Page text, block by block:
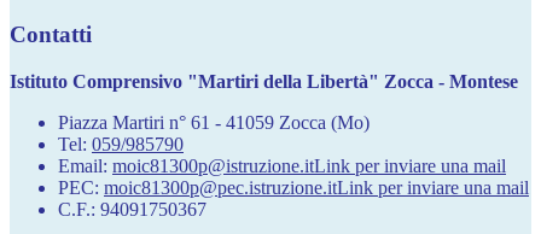
Contatti
Istituto Comprensivo "Martiri della Libertà" Zocca - Montese
Piazza Martiri n° 61 - 41059 Zocca (Mo)
Tel: 059/985790
Email: moic81300p@istruzione.itLink per inviare una mail
PEC: moic81300p@pec.istruzione.itLink per inviare una mail
C.F.: 94091750367